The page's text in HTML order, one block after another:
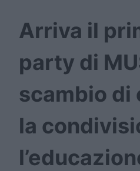
Arriva il
party di
scambio
la